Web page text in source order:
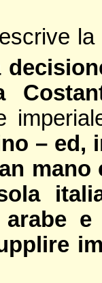
–
mano